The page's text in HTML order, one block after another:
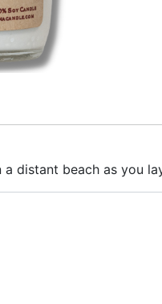
distant beach as you